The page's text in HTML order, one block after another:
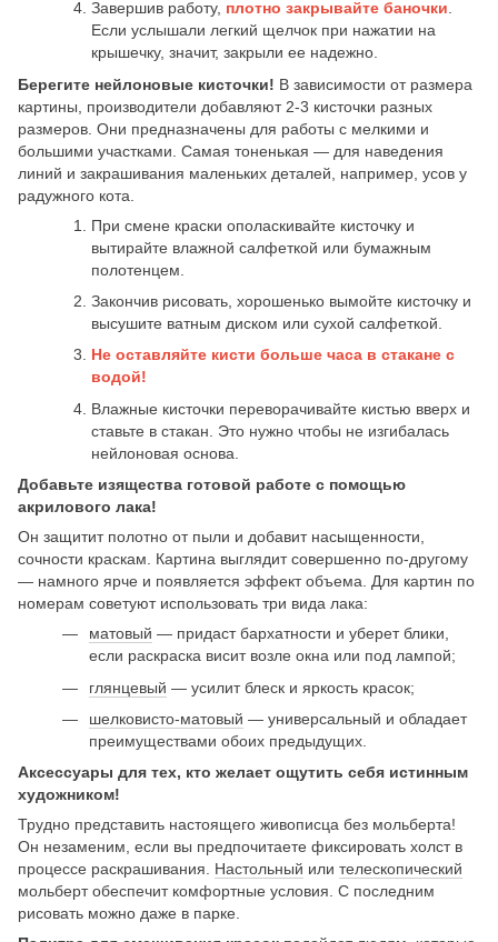
Завершив работу, плотно закрывайте баночки.
Если услышали легкий щелчок при нажатии на
крышечку, значит, закрыли ее надежно.
Берегите нейлоновые кисточки! В зависимости от размера
картины, производители добавляют 2-3 кисточки разных
размеров. Они предназначены для работы с мелкими и
большими участками. Самая тоненькая — для наведения
линий и закрашивания маленьких деталей, например, усов у
радужного кота.
При смене краски ополаскивайте кисточку и
вытирайте влажной салфеткой или бумажным
полотенцем.
Закончив рисовать, хорошенько вымойте кисточку и
высушите ватным диском или сухой салфеткой.
Не оставляйте кисти больше часа в стакане с
водой!
Влажные кисточки переворачивайте кистью вверх и
ставьте в стакан. Это нужно чтобы не изгибалась
нейлоновая основа.
Добавьте изящества готовой работе с помощью
акрилового лака!
Он защитит полотно от пыли и добавит насыщенности,
сочности краскам. Картина выглядит совершенно по-другому
— намного ярче и появляется эффект объема. Для картин по
номерам советуют использовать три вида лака:
матовый — придаст бархатности и уберет блики,
если раскраска висит возле окна или под лампой;
глянцевый — усилит блеск и яркость красок;
шелковисто-матовый — универсальный и обладает
преимуществами обоих предыдущих.
Аксессуары для тех, кто желает ощутить себя истинным
художником!
Трудно представить настоящего живописца без мольберта!
Он незаменим, если вы предпочитаете фиксировать холст в
процессе раскрашивания. Настольный или телескопический
мольберт обеспечит комфортные условия. С последним
рисовать можно даже в парке.